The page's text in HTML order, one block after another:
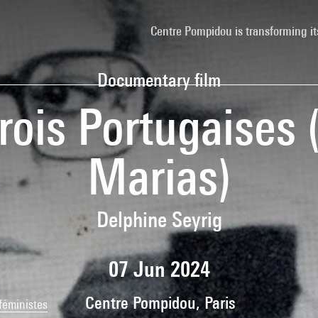
Centre Pompidou is transforming
Documentary film
Portugaises
Marias)
Delphine Seyrig
07 Jun 2024
Centre Pompidou, Paris